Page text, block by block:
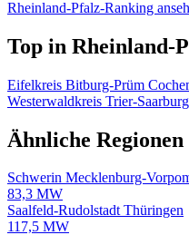
Rheinland-Pfalz-Ranking
Top in Rheinland-
Eifelkreis Bitburg-Prüm
Westerwaldkreis Trier-Saarburg
Ähnliche Regionen
Schwerin Mecklenburg-
83,3 MW
Saalfeld-Rudolstadt Thüringen
117,5 MW